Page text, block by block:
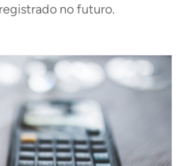
no futuro.